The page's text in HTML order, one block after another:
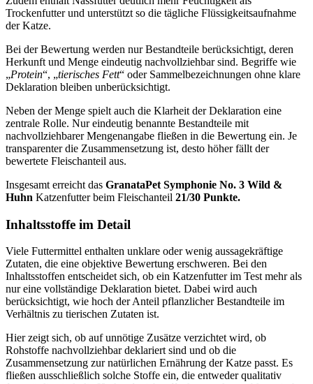
Trockenfutter und unterstützt so die tägliche Flüssigkeitsaufnahme
der Katze.
Bei der Bewertung werden nur Bestandteile berücksichtigt, deren
Herkunft und Menge eindeutig nachvollziehbar sind. Begriffe wie
„Protein“, „tierisches Fett“ oder Sammelbezeichnungen ohne klare
Deklaration bleiben unberücksichtigt.
Neben der Menge spielt auch die Klarheit der Deklaration eine
zentrale Rolle. Nur eindeutig benannte Bestandteile mit
nachvollziehbarer Mengenangabe fließen in die Bewertung ein. Je
transparenter die Zusammensetzung ist, desto höher fällt der
bewertete Fleischanteil aus.
Insgesamt erreicht das GranataPet Symphonie No. 3 Wild &
Huhn Katzenfutterbeim Fleischanteil 21/30 Punkte.
Inhaltsstoffe im Detail
Viele Futtermittel enthalten unklare oder wenig aussagekräftige
Zutaten, die eine objektive Bewertung erschweren. Bei den
Inhaltsstoffen entscheidet sich, ob ein Katzenfutter im Test mehr als
nur eine vollständige Deklaration bietet. Dabei wird auch
berücksichtigt, wie hoch der Anteil pflanzlicher Bestandteile im
Verhältnis zu tierischen Zutaten ist.
Hier zeigt sich, ob auf unnötige Zusätze verzichtet wird, ob
Rohstoffe nachvollziehbar deklariert sind und ob die
Zusammensetzung zur natürlichen Ernährung der Katze passt. Es
fließen ausschließlich solche Stoffe ein, die entweder qualitativ